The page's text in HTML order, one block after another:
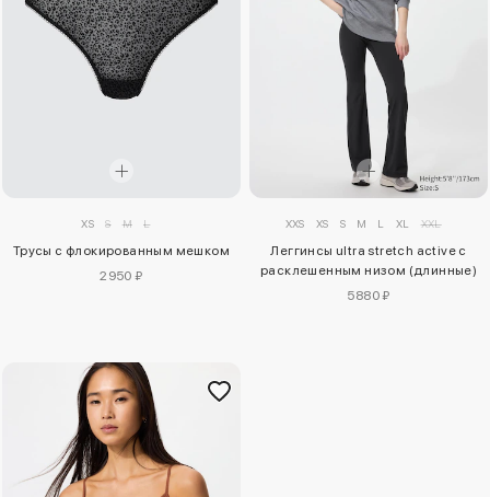
XS S M L
Трусы с флокированным мешком
2950 ₽
XXS XS S M L XL XXL
Леггинсы ultra stretch active с
расклешенным низом (длинные)
5880 ₽